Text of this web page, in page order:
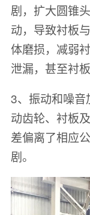
剧，扩大圆锥
动，导致衬板
体磨损，减弱
泄漏，甚至衬板
3、振动和噪音
动齿轮、衬板
差偏离了相应
剧。